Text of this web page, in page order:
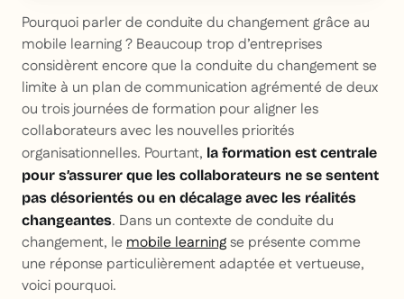
Pourquoi parler de conduite du changement grâce au
mobile learning ? Beaucoup trop d’entreprises
considèrent encore que la conduite du changement se
limite à un plan de communication agrémenté de deux
ou trois journées de formation pour aligner les
collaborateurs avec les nouvelles priorités
organisationnelles. Pourtant, la formation est centrale
pour s’assurer que les collaborateurs ne se sentent
pas désorientés ou en décalage avec les réalités
changeantes. Dans un contexte de conduite du
changement, lemobile learningse présente comme
une réponse particulièrement adaptée et vertueuse,
voici pourquoi.